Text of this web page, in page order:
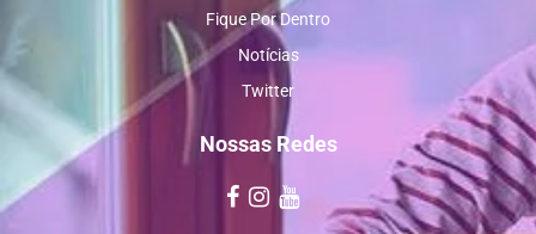
Fique Por Dentro
Notícias
Twitter
Nossas Redes